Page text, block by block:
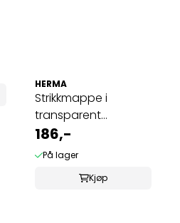
HERMA
Strikkmappe i
transparent
plastmateriale A3,
hvit ...
186,-
På lager
Kjøp